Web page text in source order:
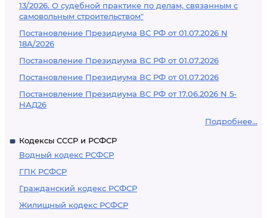
13/2026. О судебной практике по делам, связанным с
самовольным строительством"
Постановление Президиума ВС РФ от 01.07.2026 N
18А/2026
Постановление Президиума ВС РФ от 01.07.2026
Постановление Президиума ВС РФ от 01.07.2026
Постановление Президиума ВС РФ от 17.06.2026 N 5-
НАД26
Подробнее...
Кодексы СССР и РСФСР
Водный кодекс РСФСР
ГПК РСФСР
Гражданский кодекс РСФСР
Жилищный кодекс РСФСР